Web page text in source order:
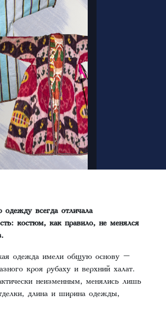
одежду всегда отличала
костюм, как правило, не менялся
одежда имели общую основу –
кроя рубаху и верхний халат.
неизменным, менялись лишь
длина и ширина одежды,